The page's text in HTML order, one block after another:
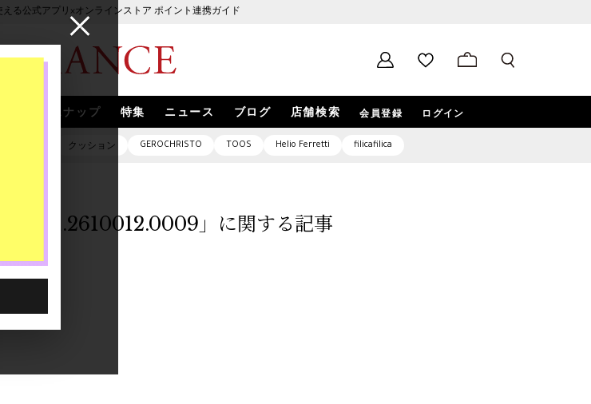
る公式アプリ×オンラインストア ポイント連携ガイド
スナップ 特集 ニュース ブログ 店舗検索 会員登録 ログイン
クッション GEROCHRISTO TOOS Helio Ferretti filicafilica
」に関する記事